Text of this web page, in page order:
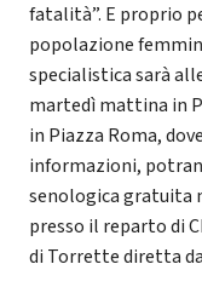
fatalità”. E proprio
popolazione
specialistica sarà
martedì mattina in
in Piazza Roma,
informazioni,
senologica gratuita
presso il reparto di
di Torrette diretta